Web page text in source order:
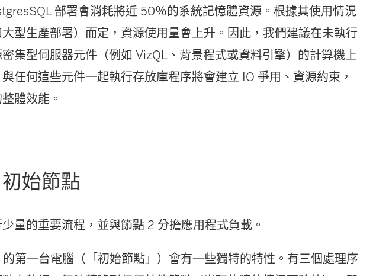
部署會消耗將近 50％的系統記憶體資源。根據其使用情況
大型生產部署）而定，資源使用量會上升。因此，我們建議在未執行
集型伺服器元件（例如 VizQL、背景程式或資料引擎）的計算機上
任何這些元件一起執行存放庫程序將會建立 IO 爭用、資源約束，
體效能。
始節點
量的重要流程，並與節點 2 分擔應用程式負載。
的第一台電腦（「初始節點」）會有一些獨特的特性。有三個處理序